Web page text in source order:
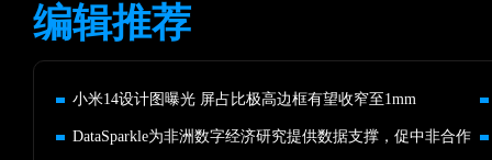
编辑推荐
小米14设计图曝光 屏占比极高边框有望收窄至1mm
DataSparkle为非洲数字经济研究提供数据支撑，促中非合作